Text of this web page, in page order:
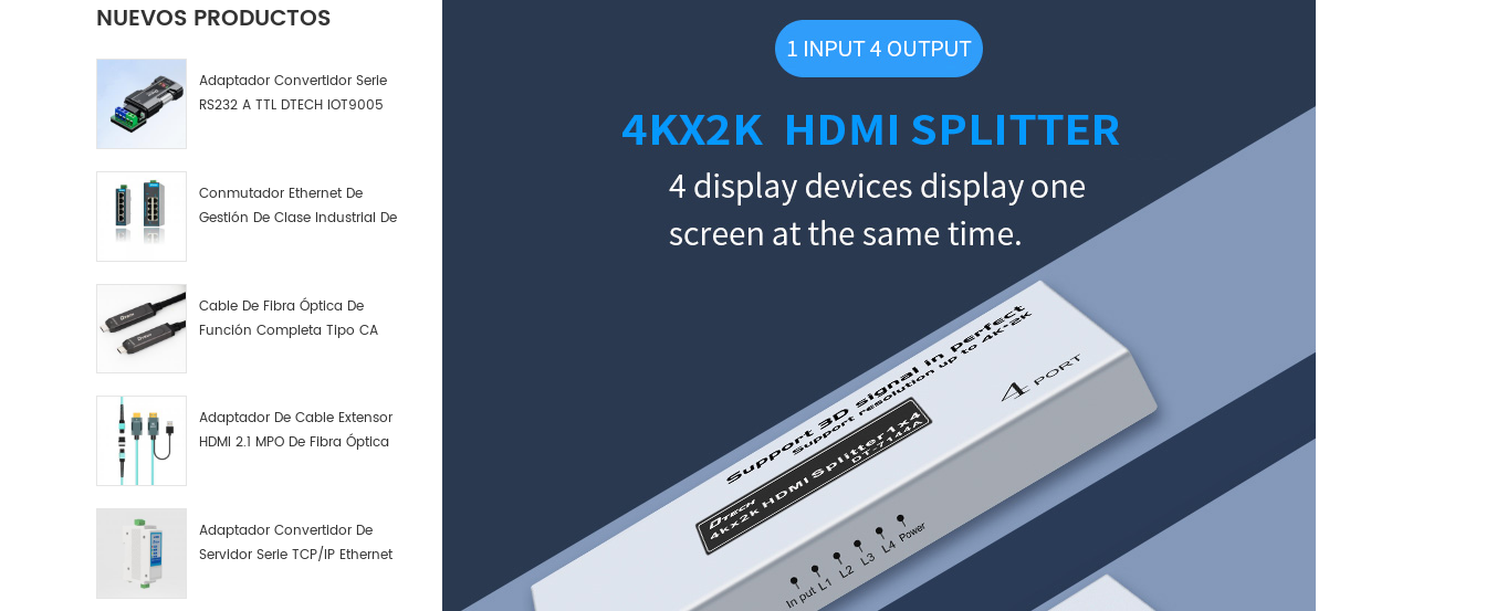
NUEVOS PRODUCTOS
Adaptador Convertidor Serie
RS232 A TTL DTECH IOT9005
Conmutador Ethernet De
Gestión De Clase Industrial De
Cable De Fibra Óptica De
Función Completa Tipo CA
Adaptador De Cable Extensor
HDMI 2.1 MPO De Fibra Óptica
Adaptador Convertidor De
Servidor Serie TCP/IP Ethernet